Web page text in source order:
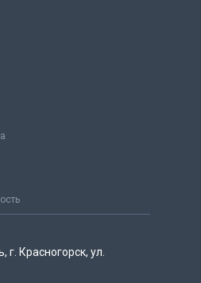
г. Красногорск, ул.